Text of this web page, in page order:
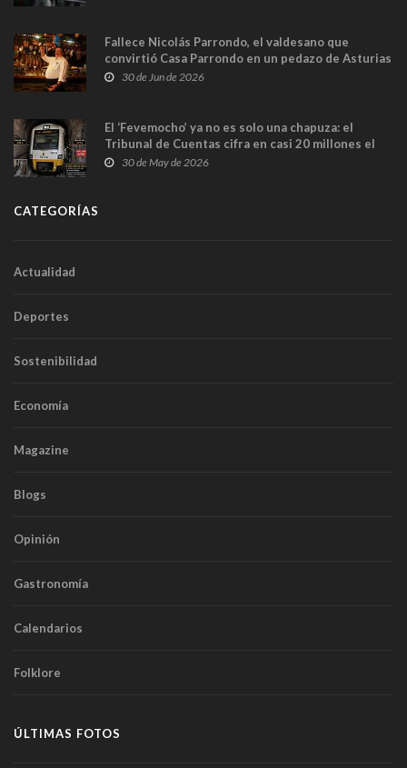
Fallece Nicolás Parrondo, el valdesano que
convirtió Casa Parrondo en un pedazo de Asturias
en Madrid
30 de Jun de 2026
El ‘Fevemocho’ ya no es solo una chapuza: el
Tribunal de Cuentas cifra en casi 20 millones el
sobrecoste de los trenes que no cabían por los
30 de May de 2026
CATEGORÍAS
Actualidad
Deportes
Sostenibilidad
Economía
Magazine
Blogs
Opinión
Gastronomía
Calendarios
Folklore
ÚLTIMAS FOTOS